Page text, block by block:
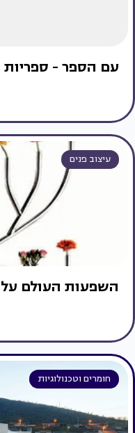
עם הספר - ספריות
עיצוב פנים
השפעות העולם על
חומרים וטכנולוגיות